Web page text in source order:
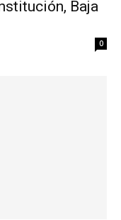
Baja
0